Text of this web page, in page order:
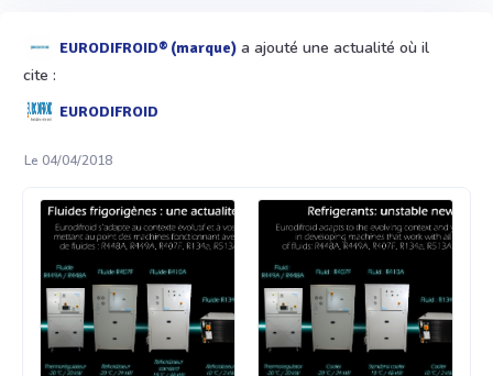
EURODIFROID® (marque) a ajouté une actualité où il
cite :
EURODIFROID
Le 04/04/2018